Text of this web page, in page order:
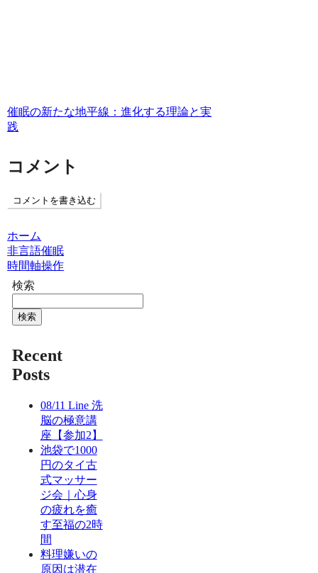
催眠の新たな地平線：進化する理論と実
践
コメント
コメントを書き込む
ホーム
非言語催眠
時間軸操作
検索
検索
Recent
Posts
08/11 Line 洗
脳の極意講
座【参加2】
池袋で1000
円のタイ古
式マッサー
ジ会｜心身
の疲れを癒
す至福の2時
間
料理嫌いの
原因は潜在